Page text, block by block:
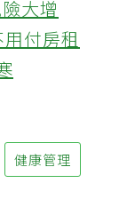
大增
付房租
健康管理